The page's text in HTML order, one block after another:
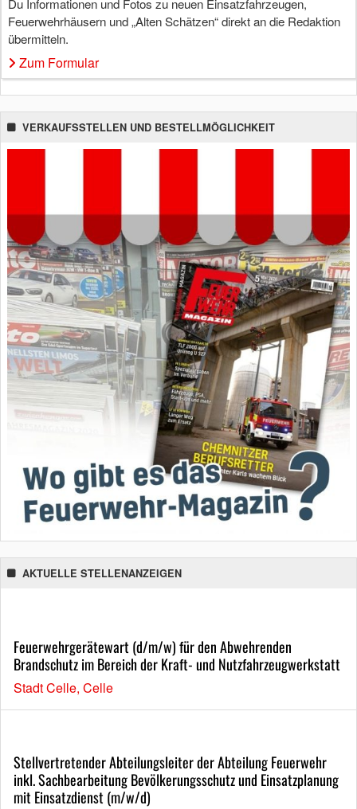
Du Informationen und Fotos zu neuen Einsatzfahrzeugen,
Feuerwehrhäusern und „Alten Schätzen“ direkt an die Redaktion
übermitteln.
Zum Formular
VERKAUFSSTELLEN UND BESTELLMÖGLICHKEIT
AKTUELLE STELLENANZEIGEN
Feuerwehrgerätewart (d/m/w) für den Abwehrenden
Brandschutz im Bereich der Kraft- und Nutzfahrzeugwerkstatt
Stadt Celle, Celle
Stellvertretender Abteilungsleiter der Abteilung Feuerwehr
inkl. Sachbearbeitung Bevölkerungsschutz und Einsatzplanung
mit Einsatzdienst (m/w/d)